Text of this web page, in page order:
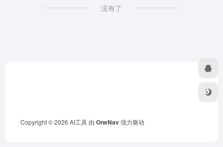
没有了
Copyright © 2026 AI工具 由 OneNav强力驱动